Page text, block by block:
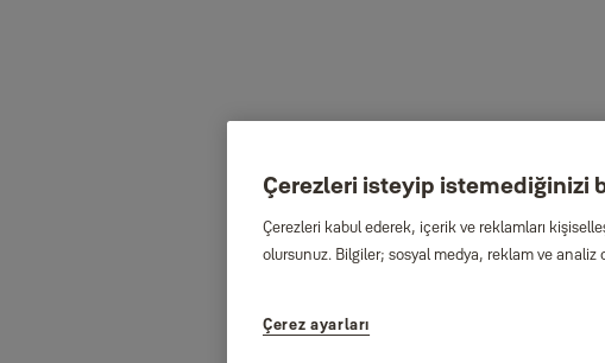
Çerezleri isteyip istemediğinizi
Çerezleri kabul ederek, içerik ve reklamları
olursunuz. Bilgiler; sosyal medya, reklam ve analiz
Çerez ayarları